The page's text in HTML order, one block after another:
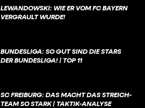
LEWANDOWSKI: WIE ER VOM FC BAYERN
VERGRAULT WURDE!
BUNDESLIGA: SO GUT SIND DIE STARS
DER BUNDESLIGA! | TOP 11
SC FREIBURG: DAS MACHT DAS STREICH-
TEAM SO STARK | TAKTIK-ANALYSE